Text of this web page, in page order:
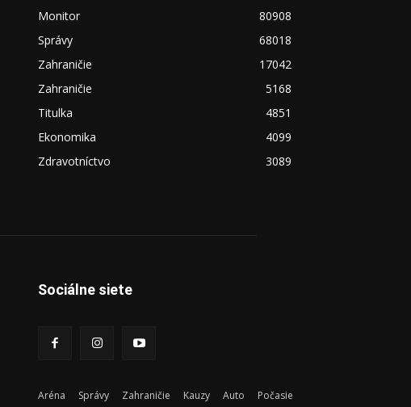
Monitor
80908
Správy
68018
Zahraničie
17042
Zahraničie
5168
Titulka
4851
Ekonomika
4099
Zdravotníctvo
3089
Sociálne siete
Aréna Správy Zahraničie Kauzy Auto Počasie